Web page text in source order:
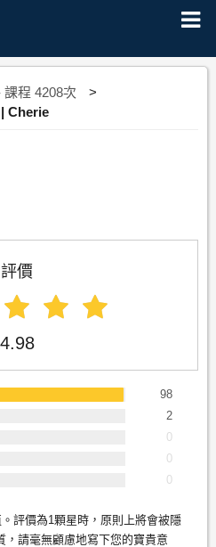
程 4208次
Cherie
評價
4.98
98
2
0
0
0
評價為1顆星時，原則上將會被隱
，請毫無顧慮地寫下您的寶貴意